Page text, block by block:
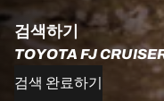
검색하기
TOYOTA FJ
검색 완료하기